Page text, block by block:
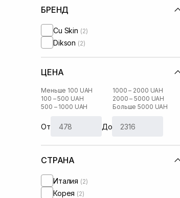
БРЕНД
Cu Skin (2)
Dikson (2)
ЦЕНА
Меньше 100 UAH
100 – 500 UAH
500 – 1000 UAH
1000 – 2000 UAH
2000 – 5000 UAH
Больше 5000 UAH
От До
СТРАНА
Италия (2)
Корея (2)